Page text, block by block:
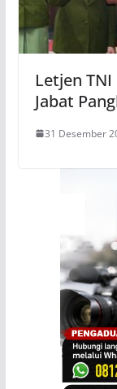
Letjen
Jabat
31 Desember